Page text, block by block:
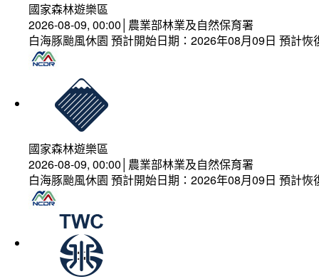
國家森林遊樂區
2026-08-09, 00:00│農業部林業及自然保育署
白海豚颱風休園 預計開始日期：2026年08月09日 預計
國家森林遊樂區
2026-08-09, 00:00│農業部林業及自然保育署
白海豚颱風休園 預計開始日期：2026年08月09日 預計